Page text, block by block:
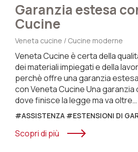
Garanzia estesa
Cucine
Veneta cucine / Cucine moderne
Veneta Cucine è certa della
dei materiali impiegati e della
perchè offre una garanzia
con Veneta Cucine Una garanzia
dove finisce la legge ma va oltre…
#ASSISTENZA #ESTENSIONI DI
Scopri di più